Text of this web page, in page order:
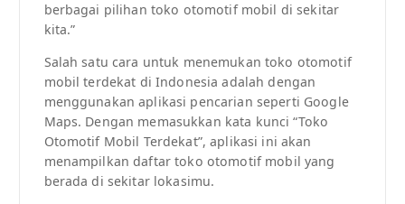
berbagai pilihan toko otomotif mobil di sekitar
kita.”
Salah satu cara untuk menemukan toko otomotif
mobil terdekat di Indonesia adalah dengan
menggunakan aplikasi pencarian seperti Google
Maps. Dengan memasukkan kata kunci “Toko
Otomotif Mobil Terdekat”, aplikasi ini akan
menampilkan daftar toko otomotif mobil yang
berada di sekitar lokasimu.